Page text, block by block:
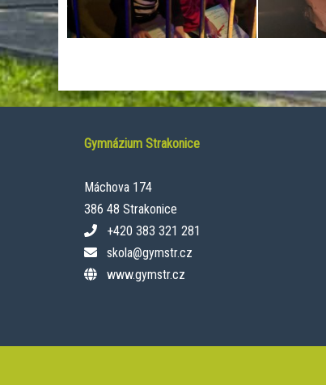
Gymnázium Strakonice
Máchova 174
386 48 Strakonice
+420 383 321 281
skola@gymstr.cz
www.gymstr.cz